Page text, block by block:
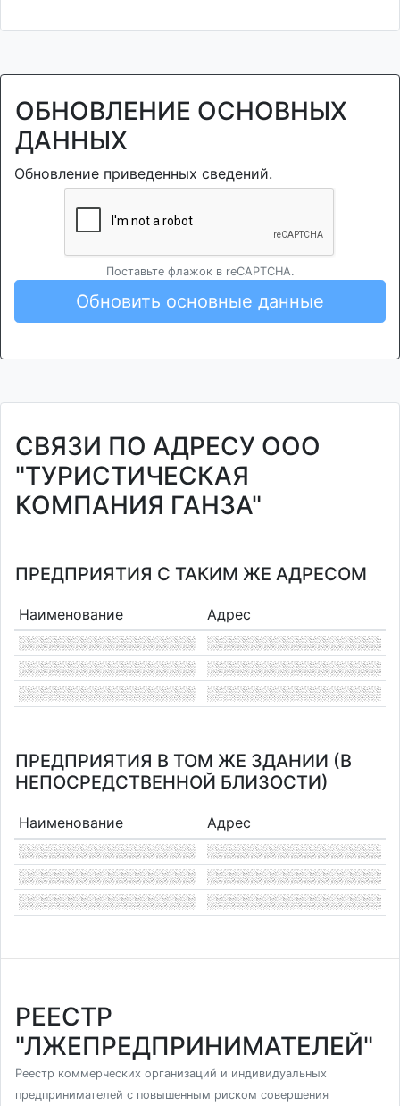
ОБНОВЛЕНИЕ ОСНОВНЫХ
ДАННЫХ
Обновление приведенных сведений.
Поставьте флажок в reCAPTCHA.
Обновить основные данные
СВЯЗИ ПО АДРЕСУ ООО
"ТУРИСТИЧЕСКАЯ
КОМПАНИЯ ГАНЗА"
ПРЕДПРИЯТИЯ С ТАКИМ ЖЕ АДРЕСОМ
Наименование Адрес
ПРЕДПРИЯТИЯ В ТОМ ЖЕ ЗДАНИИ (В
НЕПОСРЕДСТВЕННОЙ БЛИЗОСТИ)
Наименование Адрес
РЕЕСТР
"ЛЖЕПРЕДПРИНИМАТЕЛЕЙ"
Реестр коммерческих организаций и индивидуальных
предпринимателей с повышенным риском совершения